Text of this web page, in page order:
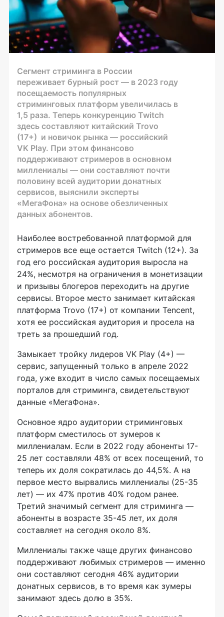
Сегмент стриминга в России
переживает бурный рост — в 2023 году
посещаемость популярных
стриминговых платформ увеличилась в
1,5 раза. Теперь конкуренцию Twitch
здесь составляют китайский Trovo
(17+) и новичок рынка — российский
VK Play. При этом финансово
поддерживают стримеров в основном
миллениалы — они составляют почти
половину всей аудитории донатных
сервисов, выяснили эксперты
«МегаФона» на основе обезличенных
данных абонентов.
Наиболее востребованной платформой для
стримеров все еще остается Twitch (12+). За
год его российская аудитория выросла на
24%, несмотря на ограничения в монетизации
и призывы блогеров переходить на другие
сервисы. Второе место занимает китайская
платформа Trovo (17+) от компании Tencent,
хотя ее российская аудитория и просела на
треть за прошедший год.
Замыкает тройку лидеров VK Play (4+) —
сервис, запущенный только в апреле 2022
года, уже входит в число самых посещаемых
порталов для стриминга, свидетельствуют
данные «МегаФона».
Основное ядро аудитории стриминговых
платформ сместилось от зумеров к
миллениалам. Если в 2022 году абоненты 17-
25 лет составляли 48% от всех посещений, то
теперь их доля сократилась до 44,5%. А на
первое место вырвались миллениалы (25-35
лет) — их 47% против 40% годом ранее.
Третий значимый сегмент для стриминга —
абоненты в возрасте 35-45 лет, их доля
составляет на сегодня около 8%.
Миллениалы также чаще других финансово
поддерживают любимых стримеров — именно
они составляют сегодня 46% аудитории
донатных сервисов, в то время как зумеры
занимают здесь долю в 35%.